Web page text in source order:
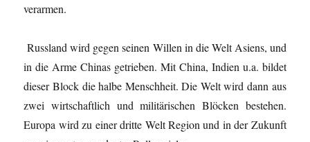
verarmen.
Russland wird gegen seinen Willen in die Welt Asiens, und
in die Arme Chinas getrieben. Mit China, Indien u.a. bildet
dieser Block die halbe Menschheit. Die Welt wird dann aus
zwei wirtschaftlich und militärischen Blöcken bestehen.
Europa wird zu einer dritte Welt Region und in der Zukunft